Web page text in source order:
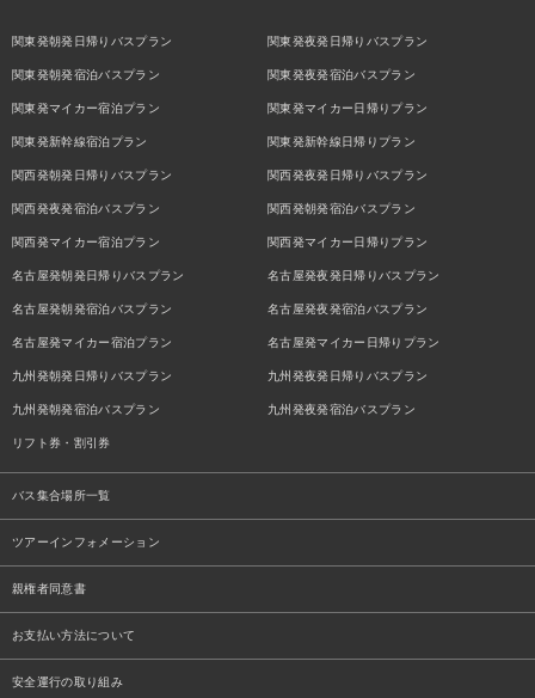
関東発朝発日帰りバスプラン 関東発夜発日帰りバスプラン
関東発朝発宿泊バスプラン 関東発夜発宿泊バスプラン
関東発マイカー宿泊プラン 関東発マイカー日帰りプラン
関東発新幹線宿泊プラン 関東発新幹線日帰りプラン
関西発朝発日帰りバスプラン 関西発夜発日帰りバスプラン
関西発夜発宿泊バスプラン 関西発朝発宿泊バスプラン
関西発マイカー宿泊プラン 関西発マイカー日帰りプラン
名古屋発朝発日帰りバスプラン 名古屋発夜発日帰りバスプラン
名古屋発朝発宿泊バスプラン 名古屋発夜発宿泊バスプラン
名古屋発マイカー宿泊プラン 名古屋発マイカー日帰りプラン
九州発朝発日帰りバスプラン 九州発夜発日帰りバスプラン
九州発朝発宿泊バスプラン 九州発夜発宿泊バスプラン
リフト券・割引券
バス集合場所一覧
ツアーインフォメーション
親権者同意書
お支払い方法について
安全運行の取り組み